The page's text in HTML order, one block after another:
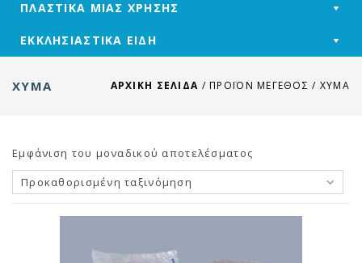
ΠΛΑΣΤΙΚΑ ΜΙΑΣ ΧΡΗΣΗΣ
ΕΚΚΛΗΣΙΑΣΤΙΚΑ ΕΙΔΗ
ΧΎΜΑ ΑΡΧΙΚΉ ΣΕΛΊΔΑ / ΠΡΟΪΌΝ ΜΕΓΕΘΟΣ / ΧΎΜΑ
Εμφάνιση του μοναδικού αποτελέσματος
Προκαθορισμένη ταξινόμηση